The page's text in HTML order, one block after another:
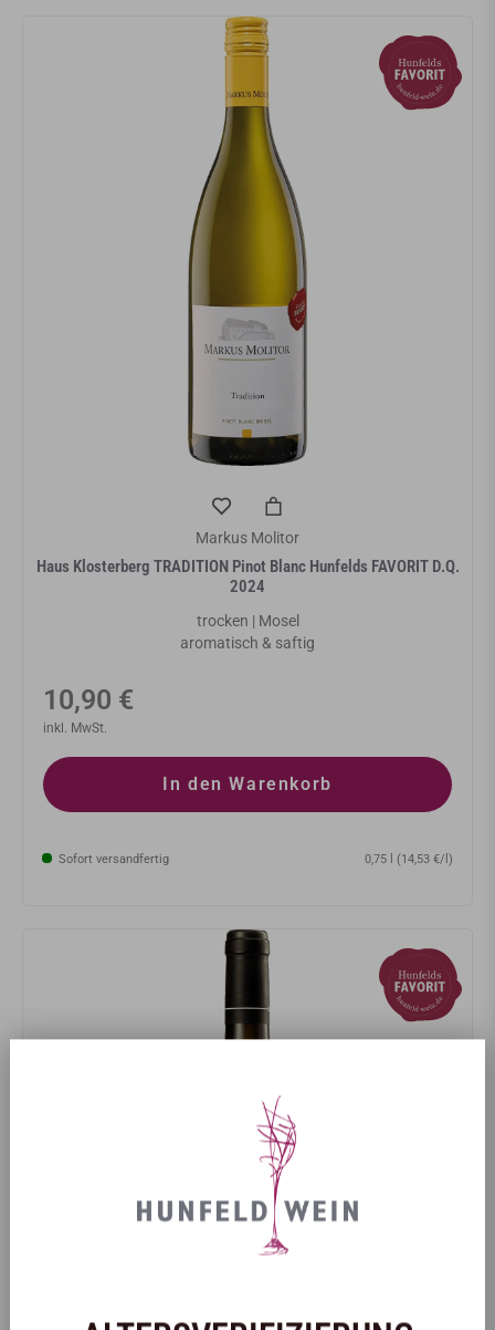
Markus Molitor
Haus Klosterberg TRADITION Pinot Blanc Hunfelds FAVORIT D.Q.
2024
trocken | Mosel
aromatisch & saftig
Normaler
Preis
10,90 €
inkl. MwSt.
In den Warenkorb
Sofort versandfertig 0,75 l (14,53 €/l)